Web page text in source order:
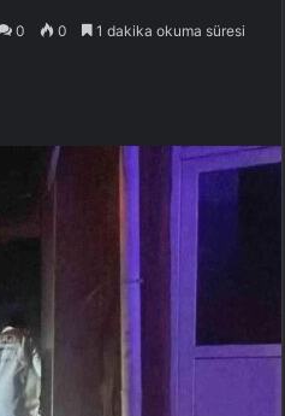
0 0 1 dakika okuma süresi